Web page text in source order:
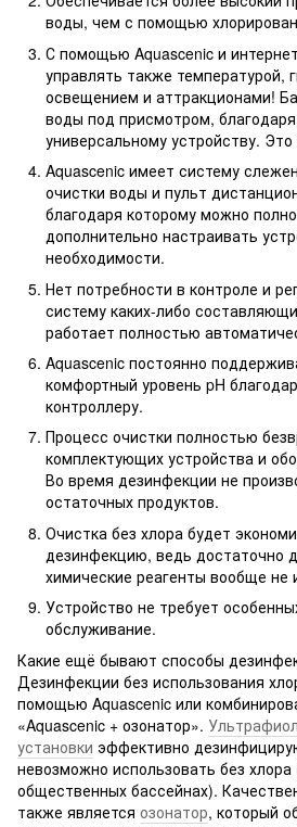
воды, чем с помощью
С помощью Aquascenic и
управлять также температурой,
освещением и аттракционами!
воды под присмотром,
универсальному устройству.
Aquascenic имеет систему
очистки воды и пульт
благодаря которому можно
дополнительно настраивать
необходимости.
Нет потребности в контроле и
систему каких-либо
работает полностью
Aquascenic постоянно
комфортный уровень pH
контроллеру.
Процесс очистки полностью
комплектующих устройства и
Во время дезинфекции не
остаточных продуктов.
Очистка без хлора будет
дезинфекцию, ведь достаточно
химические реагенты вообще не
Устройство не требует
обслуживание.
Какие ещё бывают способы
Дезинфекции без использования
помощью Aquascenic или
«Aquascenic + озонатор».
установки эффективно
невозможно использовать без хлора
общественных бассейнах).
также является озонатор, который